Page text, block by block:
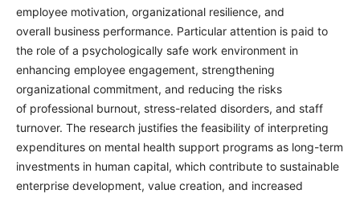
employee motivation, organizational resilience, and
overall business performance. Particular attention is paid to
the role of a psychologically safe work environment in
enhancing employee engagement, strengthening
organizational commitment, and reducing the risks
of professional burnout, stress-related disorders, and staff
turnover. The research justifies the feasibility of interpreting
expenditures on mental health support programs as long-term
investments in human capital, which contribute to sustainable
enterprise development, value creation, and increased